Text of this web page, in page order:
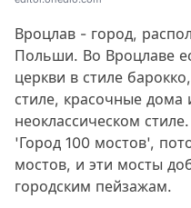
Вроцлав - город,
Польши. Во Вроцлаве
церкви в стиле
стиле, красочные дома
неоклассическом
'Город 100 мостов',
мостов, и эти мосты
городским пейзажам.